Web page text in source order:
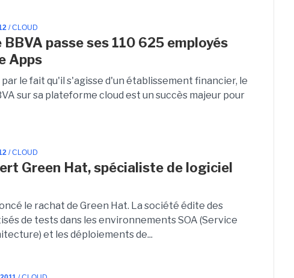
/ CLOUD
BBVA passe ses 110 625 employés
Apps
le fait qu'il s'agisse d'un établissement financier, le
sur sa plateforme cloud est un succès majeur pour
/ CLOUD
Green Hat, spécialiste de logiciel
le rachat de Green Hat. La société édite des
de tests dans les environnements SOA (Service
et les déploiements de...